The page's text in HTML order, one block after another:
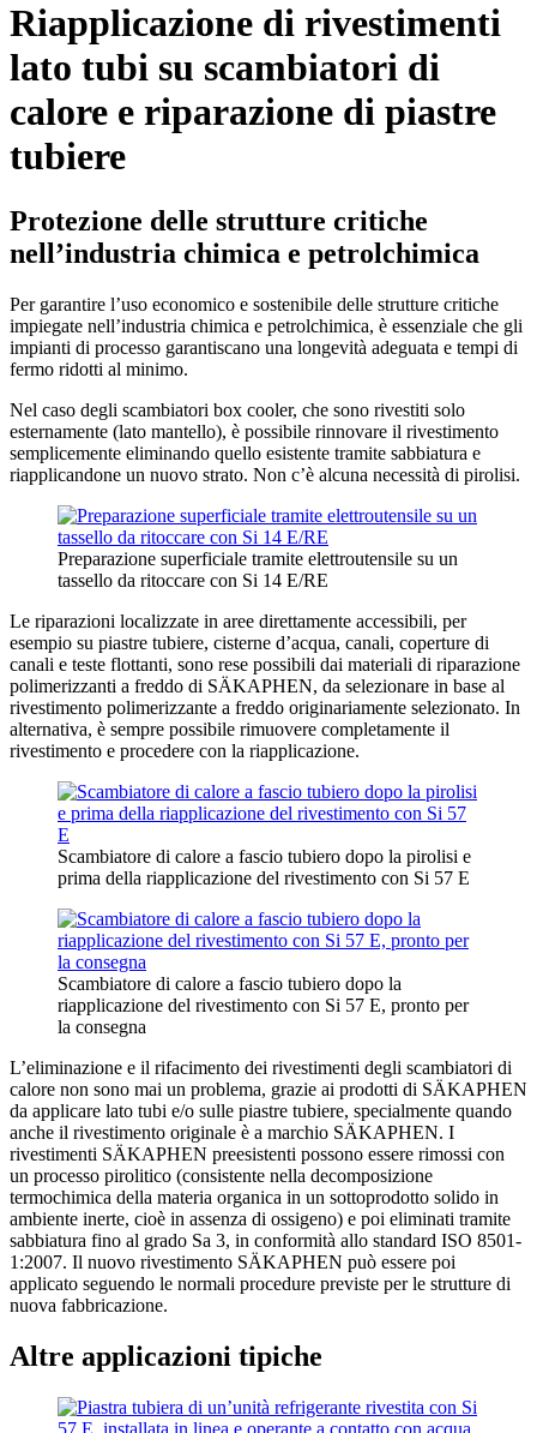
Riapplicazione di rivestimenti
lato tubi su scambiatori di
calore e riparazione di piastre
tubiere
Protezione delle strutture critiche
nell’industria chimica e petrolchimica
Per garantire l’uso economico e sostenibile delle strutture critiche
impiegate nell’industria chimica e petrolchimica, è essenziale che gli
impianti di processo garantiscano una longevità adeguata e tempi di
fermo ridotti al minimo.
Nel caso degli scambiatori box cooler, che sono rivestiti solo
esternamente (lato mantello), è possibile rinnovare il rivestimento
semplicemente eliminando quello esistente tramite sabbiatura e
riapplicandone un nuovo strato. Non c’è alcuna necessità di pirolisi.
Preparazione superficiale tramite elettroutensile su un
tassello da ritoccare con Si 14 E/RE
Le riparazioni localizzate in aree direttamente accessibili, per
esempio su piastre tubiere, cisterne d’acqua, canali, coperture di
canali e teste flottanti, sono rese possibili dai materiali di riparazione
polimerizzanti a freddo di SÄKAPHEN, da selezionare in base al
rivestimento polimerizzante a freddo originariamente selezionato. In
alternativa, è sempre possibile rimuovere completamente il
rivestimento e procedere con la riapplicazione.
Scambiatore di calore a fascio tubiero dopo la pirolisi e
prima della riapplicazione del rivestimento con Si 57 E
Scambiatore di calore a fascio tubiero dopo la
riapplicazione del rivestimento con Si 57 E, pronto per
la consegna
L’eliminazione e il rifacimento dei rivestimenti degli scambiatori di
calore non sono mai un problema, grazie ai prodotti di SÄKAPHEN
da applicare lato tubi e/o sulle piastre tubiere, specialmente quando
anche il rivestimento originale è a marchio SÄKAPHEN. I
rivestimenti SÄKAPHEN preesistenti possono essere rimossi con
un processo pirolitico (consistente nella decomposizione
termochimica della materia organica in un sottoprodotto solido in
ambiente inerte, cioè in assenza di ossigeno) e poi eliminati tramite
sabbiatura fino al grado Sa 3, in conformità allo standard ISO 8501-
1:2007. Il nuovo rivestimento SÄKAPHEN può essere poi
applicato seguendo le normali procedure previste per le strutture di
nuova fabbricazione.
Altre applicazioni tipiche